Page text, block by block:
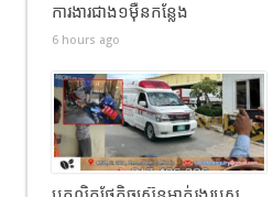
ការងារជាង១ម៉ឺនកន្លែង
6 hours ago